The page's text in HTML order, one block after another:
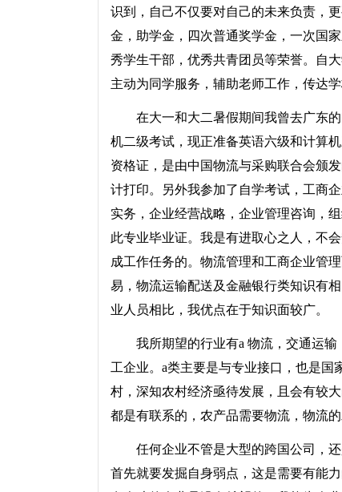
识到，自己不仅要对自己的未来负责，
金，助学金，四次普通奖学金，一次国
秀学生干部，优秀共青团员等荣誉。自
主动为同学服务，辅助老师工作，传达
在大一和大二暑假期间我曾去广东的
机二级考试，现正准备英语六级和计算
资格证，是由中国物流与采购联合会颁
计打印。另外我参加了自学考试，工商
实务，企业经营战略，企业管理咨询，
此专业毕业证。我是有进取心之人，不
成工作任务的。物流管理和工商企业管
易，物流运输配送及金融银行类知识有
业人员相比，我优点在于知识面较广。
我所期望的行业有a 物流，交通运输
工企业。a类主要是与专业接口，也是
村，深知农村经济亟待发展，且会有较
都是有联系的，农产品需要物流，物流
任何企业不管是大型的跨国公司，还
首先就要发掘自身弱点，这是需要有能